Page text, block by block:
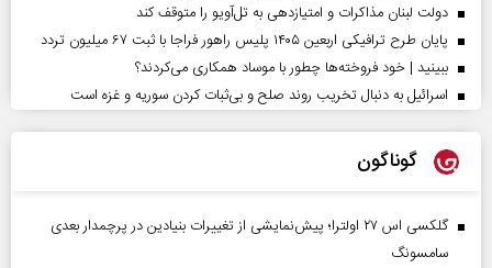
دولت لبنان مذاکرات و امتیازدهی به تل‌آویو را متوقف کند
پایان طرح ترافیکی اربعین ۱۴۰۵ پلیس راهور فراجا با ثبت ۶۷ میلیون تردد
ببینید | خود فروخته‌ها چطور با موساد همکاری می‌کردند؟
اسرائیل به دنبال تخریب روند صلح و بی‌ثبات کردن سوریه و غزه است
گوناگون
گلکسی اس ۲۷ اولترا؛ پیش‌نمایشی از تغییرات بنیادین در پرچمدار بعدی
سامسونگ